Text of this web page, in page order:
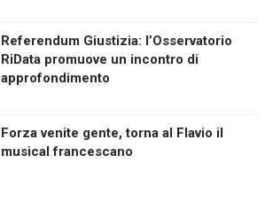
Referendum Giustizia: l’Osservatorio
RiData promuove un incontro di
approfondimento
Forza venite gente, torna al Flavio il
musical francescano